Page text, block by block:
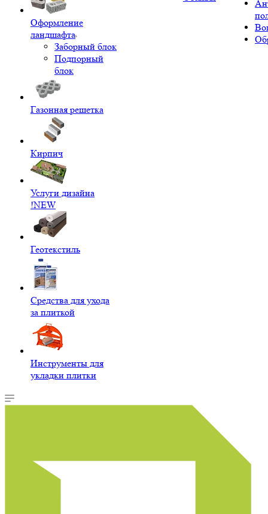
Оформление
ландшафта
Заборный блок
Подпорный
блок
Газонная решетка
Кирпич
Услуги дизайна
!NEW
Геотекстиль
Средства для ухода
за плиткой
Инструменты для
укладки плитки